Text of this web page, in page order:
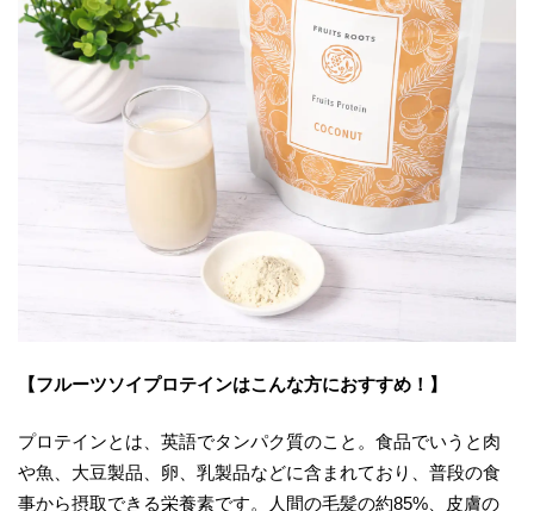
【フルーツソイプロテインはこんな方におすすめ！】
プロテインとは、英語でタンパク質のこと。食品でいうと肉
や魚、大豆製品、卵、乳製品などに含まれており、普段の食
事から摂取できる栄養素です。人間の毛髪の約85%、皮膚の